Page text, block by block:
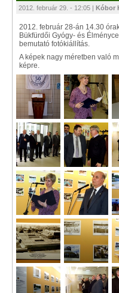
2012. február 29. - 12:05 | Kóbor
2012. február 28-án 14.30
Bükfürdői Gyógy- és
bemutató fotókiállítás.
A képek nagy méretben való
képre.